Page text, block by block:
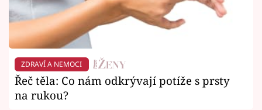
ZDRAVÍ A NEMOCI
Řeč těla: Co nám odkrývají potíže s prsty
na rukou?